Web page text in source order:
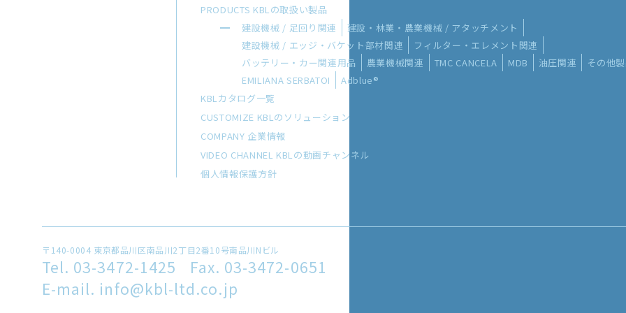
PRODUCTS KBLの取扱い製品
建設機械 / 足回り関連
建設・林業・農業機械 / アタッチメント
建設機械 / エッジ・バケット部材関連
フィルター・エレメント関連
バッテリー・カー関連用品
農業機械関連 TMC CANCELA MDB 油圧関連
その他
EMILIANA SERBATOI
Adblue®
KBLカタログ一覧
CUSTOMIZE KBLのソリューション
COMPANY 企業情報
VIDEO CHANNEL KBLの動画チャンネル
個人情報保護方針
〒140-0004 東京都品川区南品川2丁目2番10号南品川Nビル
Tel. 03-3472-1425
Fax. 03-3472-0651
E-mail. info@kbl-ltd.co.jp